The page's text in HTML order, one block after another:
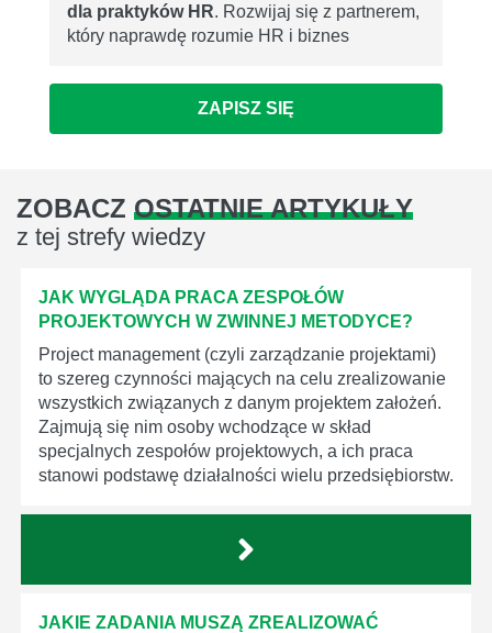
dla praktyków HR. Rozwijaj się z partnerem,
który naprawdę rozumie HR i biznes
ZAPISZ SIĘ
ZOBACZ OSTATNIE ARTYKUŁY
z tej strefy wiedzy
JAK WYGLĄDA PRACA ZESPOŁÓW
PROJEKTOWYCH W ZWINNEJ METODYCE?
Project management (czyli zarządzanie projektami)
to szereg czynności mających na celu zrealizowanie
wszystkich związanych z danym projektem założeń.
Zajmują się nim osoby wchodzące w skład
specjalnych zespołów projektowych, a ich praca
stanowi podstawę działalności wielu przedsiębiorstw.
JAKIE ZADANIA MUSZĄ ZREALIZOWAĆ